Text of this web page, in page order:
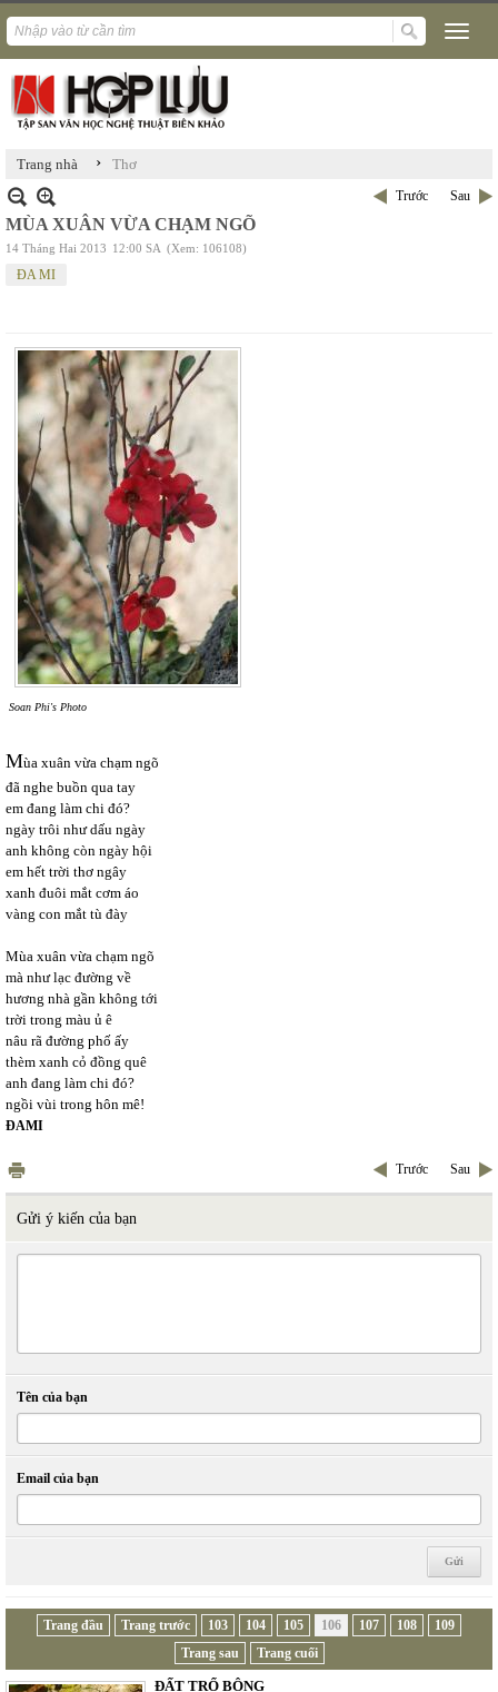
Trang nhà › Thơ
Trước Sau
MÙA XUÂN VỪA CHẠM NGÕ
14 Tháng Hai 2013 12:00 SA (Xem: 106108)
ĐA MI
Soan Phi's Photo
Mùa xuân vừa chạm ngõ
đã nghe buồn qua tay
em đang làm chi đó?
ngày trôi như dấu ngày
anh không còn ngày hội
em hết trời thơ ngây
xanh đuôi mắt cơm áo
vàng con mắt tù đày
Mùa xuân vừa chạm ngõ
mà như lạc đường về
hương nhà gần không tới
trời trong màu ủ ê
nâu rã đường phố ấy
thèm xanh cỏ đồng quê
anh đang làm chi đó?
ngồi vùi trong hôn mê!
ĐAMI
Trước Sau
Gửi ý kiến của bạn
Tên của bạn
Email của bạn
Trang đầu Trang trước 103 104 105 106 107 108
109
Trang sau
Trang cuối
ĐẤT TRỔ BÔNG